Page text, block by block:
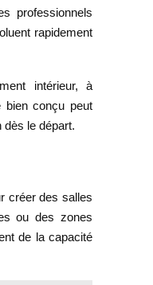
professionnels
rapidement
intérieur, à
bien conçu peut
dès le départ.
créer des salles
ou des zones
de la capacité